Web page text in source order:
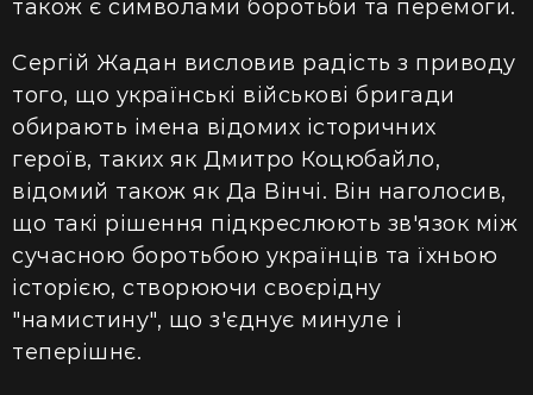
також є символами боротьби та перемоги.
Сергій Жадан висловив радість з приводу
того, що українські військові бригади
обирають імена відомих історичних
героїв, таких як Дмитро Коцюбайло,
відомий також як Да Вінчі. Він наголосив,
що такі рішення підкреслюють зв'язок між
сучасною боротьбою українців та їхньою
історією, створюючи своєрідну
"намистину", що з'єднує минуле і
теперішнє.